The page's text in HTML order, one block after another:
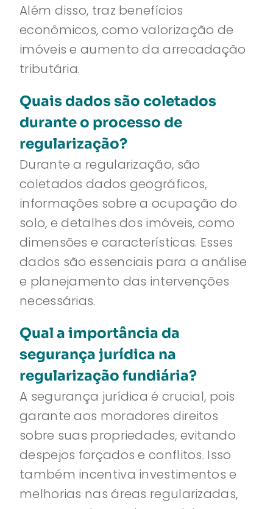
Além disso, traz benefícios
econômicos, como valorização de
imóveis e aumento da arrecadação
tributária.
Quais dados são coletados
durante o processo de
regularização?
Durante a regularização, são
coletados dados geográficos,
informações sobre a ocupação do
solo, e detalhes dos imóveis, como
dimensões e características. Esses
dados são essenciais para a análise
e planejamento das intervenções
necessárias.
Qual a importância da
segurança jurídica na
regularização fundiária?
A segurança jurídica é crucial, pois
garante aos moradores direitos
sobre suas propriedades, evitando
despejos forçados e conflitos. Isso
também incentiva investimentos e
melhorias nas áreas regularizadas,